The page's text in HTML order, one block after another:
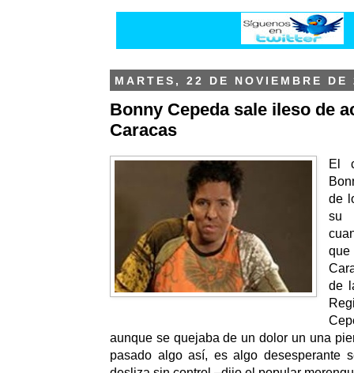
MARTES, 22 DE NOVIEMBRE DE
Bonny Cepeda sale ileso de
Caracas
El
de
su
que
de
aunque se quejaba de un dolor un una
pasado algo así, es algo desesperante